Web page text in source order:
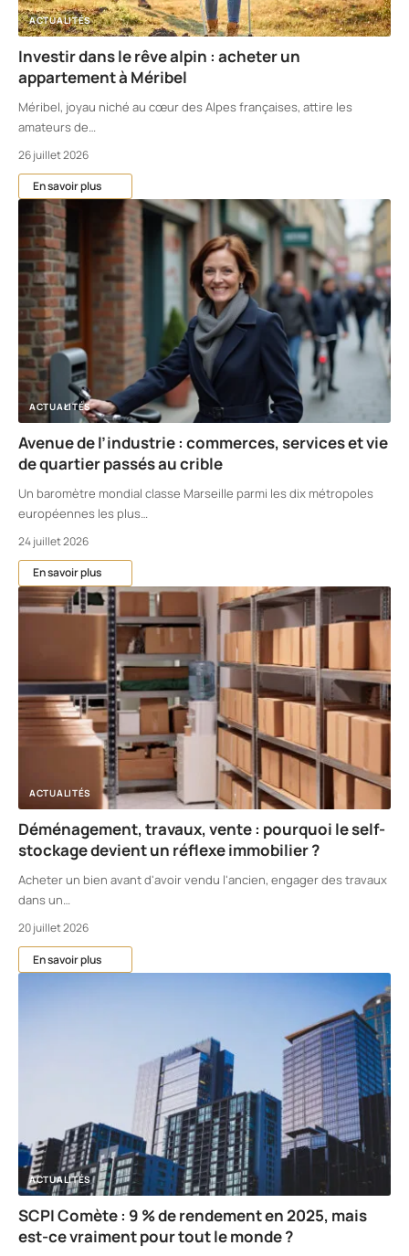
ACTUALITÉS
Investir dans le rêve alpin : acheter un
appartement à Méribel
Méribel, joyau niché au cœur des Alpes françaises, attire les
amateurs de…
26 juillet 2026
En savoir plus
ACTUALITÉS
Avenue de l’industrie : commerces, services et vie
de quartier passés au crible
Un baromètre mondial classe Marseille parmi les dix métropoles
européennes les plus…
24 juillet 2026
En savoir plus
ACTUALITÉS
Déménagement, travaux, vente : pourquoi le self-
stockage devient un réflexe immobilier ?
Acheter un bien avant d'avoir vendu l'ancien, engager des travaux
dans un…
20 juillet 2026
En savoir plus
ACTUALITÉS
SCPI Comète : 9 % de rendement en 2025, mais
est-ce vraiment pour tout le monde ?